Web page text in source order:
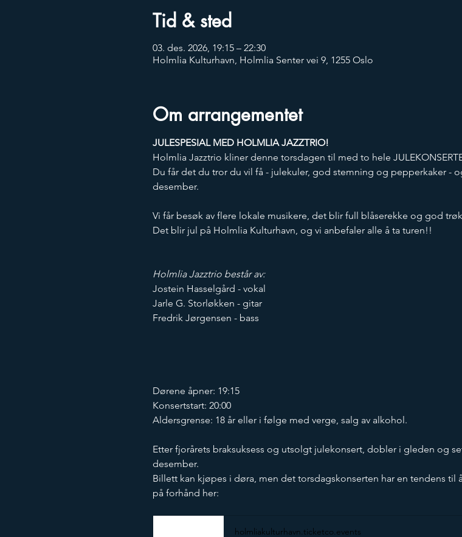
Tid & sted
03. des. 2026, 19:15 – 22:30
Holmlia Kulturhavn, Holmlia Senter vei 9, 1255 Oslo
Om arrangementet
JULESPESIAL MED HOLMLIA JAZZTRIO!
Holmlia Jazztrio kliner denne torsdagen til med to hele
Du får det du tror du vil få - julekuler, god stemning og pepperkaker -
desember.
Vi får besøk av flere lokale musikere, det blir full blåserekke og god
Det blir jul på Holmlia Kulturhavn, og vi anbefaler alle å ta turen!!
Holmlia Jazztrio består av:
Jostein Hasselgård - vokal
Jarle G. Storløkken - gitar
Fredrik Jørgensen - bass
Dørene åpner: 19:15
Konsertstart: 20:00
Aldersgrense: 18 år eller i følge med verge, salg av alkohol.
Etter fjorårets braksuksess og utsolgt julekonsert, dobler i gleden og
desember.
Billett kan kjøpes i døra, men det torsdagskonserten har en tendens
på forhånd her:
holmliakulturhavn.ticketco.events